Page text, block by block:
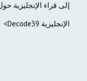
إلى قراء الإنجليزية
الإنجليزية Decode39>